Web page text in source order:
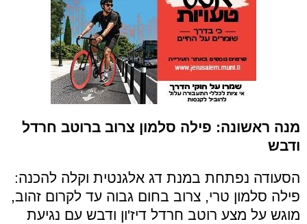
מנה ראשונה: פילה סלמון צרוב ברוטב חרדל
ודבש
הסעודה נפתחת במנת דג אלגנטית וקלה להכנה:
פילה סלמון טרי, צרוב בחום גבוה עד לקרום זהוב,
מוגש על מצע רוטב חרדל דיז'ון ודבש עם נגיעת